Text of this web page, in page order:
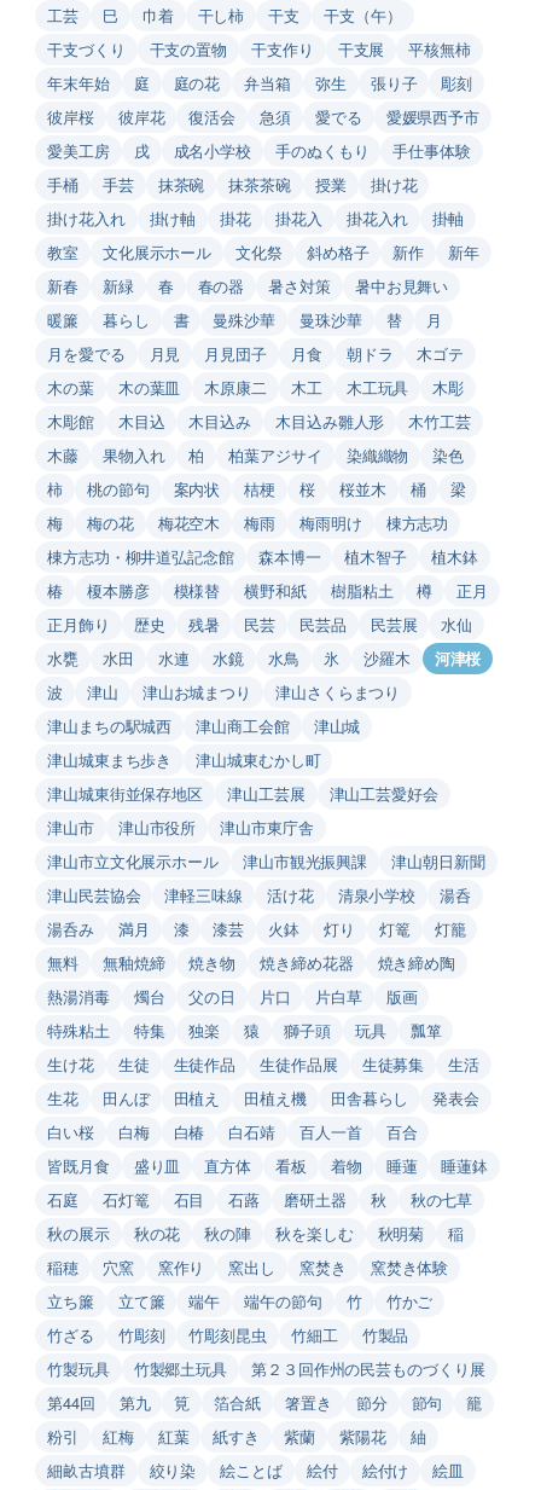
工芸 巳 巾着 干し柿 干支
干支（午）
干支づくり
干支の置物 干支作り 干支展
平核無柿
年末年始
庭 庭の花 弁当箱 弥生 張り子
彫刻
彼岸桜
彼岸花 復活会 急須 愛でる
愛媛県西予市
愛美工房
戌 成名小学校 手のぬくもり
手仕事体験
手桶
手芸 抹茶碗 抹茶茶碗 授業
掛け花
掛け花入れ
掛け軸 掛花 掛花入 掛花入れ
掛軸
教室
文化展示ホール 文化祭 斜め格子 新作
新年
新春
新緑 春 春の器 暑さ対策
暑中お見舞い
暖簾
暮らし 書 曼殊沙華 曼珠沙華 替
月
月を愛でる
月見 月見団子 月食 朝ドラ
木ゴテ
木の葉
木の葉皿 木原康二 木工 木工玩具
木彫
木彫館
木目込 木目込み 木目込み雛人形
木竹工芸
木藤
果物入れ 柏 柏葉アジサイ 染織織物
染色
柿
桃の節句 案内状 桔梗 桜 桜並木 桶
梁
梅
梅の花 梅花空木 梅雨 梅雨明け
棟方志功
棟方志功・柳井道弘記念館
森本博一 植木智子
植木鉢
椿
榎本勝彦 模様替 横野和紙 樹脂粘土 樽
正月
正月飾り
歴史 残暑 民芸 民芸品 民芸展
水仙
水甕
水田 水連 水鏡 水鳥 氷 沙羅木
河津桜
波
津山 津山お城まつり
津山さくらまつり
津山まちの駅城西
津山商工会館
津山城
津山城東まち歩き
津山城東むかし町
津山城東街並保存地区
津山工芸展
津山工芸愛好会
津山市
津山市役所
津山市東庁舎
津山市立文化展示ホール
津山市観光振興課
津山朝日新聞
津山民芸協会
津軽三味線 活け花 清泉小学校
湯呑
湯呑み
満月 漆 漆芸 火鉢 灯り 灯篭
灯籠
無料
無釉焼締 焼き物 焼き締め花器
焼き締め陶
熱湯消毒
燭台 父の日 片口 片白草
版画
特殊粘土
特集 独楽 猿 獅子頭 玩具
瓢箪
生け花
生徒 生徒作品 生徒作品展 生徒募集
生活
生花
田んぼ 田植え 田植え機 田舎暮らし
発表会
白い桜
白梅 白椿 白石靖 百人一首
百合
皆既月食
盛り皿 直方体 看板 着物 睡蓮
睡蓮鉢
石庭
石灯篭 石目 石蕗 磨研土器 秋
秋の七草
秋の展示
秋の花 秋の陣 秋を楽しむ 秋明菊
稲
稲穂
穴窯 窯作り 窯出し 窯焚き
窯焚き体験
立ち簾
立て簾 端午 端午の節句 竹
竹かご
竹ざる
竹彫刻 竹彫刻昆虫 竹細工
竹製品
竹製玩具
竹製郷土玩具
第２３回作州の民芸ものづくり展
第44回
第九 筧 箔合紙 箸置き 節分 節句
籠
粉引
紅梅 紅葉 紙すき 紫蘭 紫陽花
紬
細畝古墳群
絞り染 絵ことば 絵付 絵付け
絵皿